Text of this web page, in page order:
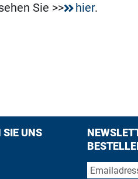
Sie >>
hier.
SIE UNS